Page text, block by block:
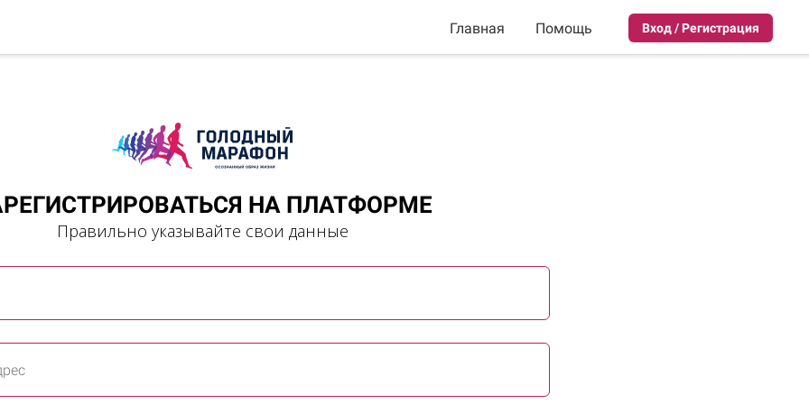
Главная Помощь Вход / Регистрация
НА ПЛАТФОРМЕ
Правильно указывайте свои данные